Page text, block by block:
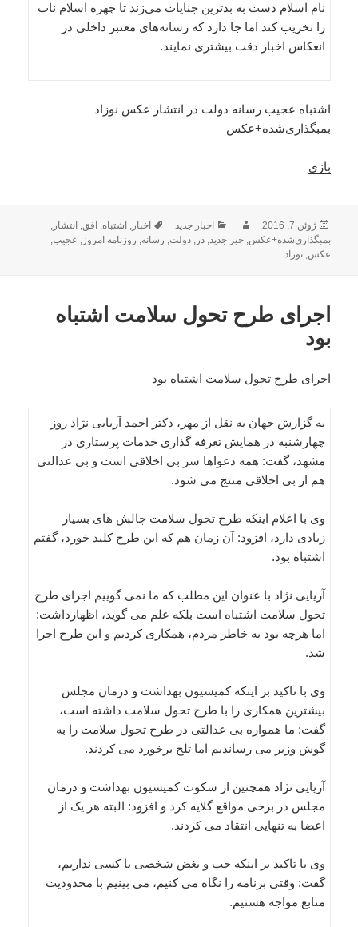
نام اسلام دست به بدترین جنایات می‌زند تا چهره اسلام ناب
را تخریب کند اما جا دارد که رسانه‌های معتبر داخلی در
انعکاس اخبار دقت بیشتری نمایند.
اشتباه عجیب رسانه دولت در انتشار عکس نوزاد
بمبگذاری‌شده+عکس
بازی
ارسال
شده
در
ژوئن 7, 2016 نویسندهدسته‌ها
اخبار جدید برچسب‌ها
اخبار, اشتباه, افق, انتشار,
بمبگذاری‌شده+عکس,خبر جدید,در,دولت, رسانه, روزنامه امروز, عجیب,
عکس,نوزاد
اجرای طرح تحول سلامت اشتباه
بود
اجرای طرح تحول سلامت اشتباه بود
به گزارش جهان به نقل از مهر، دکتر احمد آریایی نژاد روز
چهارشنبه در همایش تعرفه گذاری خدمات پرستاری در
مشهد، گفت: همه دعواها سر بی اخلاقی است و بی عدالتی
هم از بی اخلاقی منتج می شود.
وی با اعلام اینکه طرح تحول سلامت چالش های بسیار
زیادی دارد، افزود: آن زمان هم که این طرح کلید خورد، گفتم
اشتباه بود.
آریایی نژاد با عنوان این مطلب که ما نمی گوییم اجرای طرح
تحول سلامت اشتباه است بلکه علم می گوید، اظهارداشت:
اما هرچه بود به خاطر مردم، همکاری کردیم و این طرح اجرا
شد.
وی با تاکید بر اینکه کمیسیون بهداشت و درمان مجلس
بیشترین همکاری را با طرح تحول سلامت داشته است،
گفت: ما همواره بی عدالتی در طرح تحول سلامت را به
گوش وزیر می رساندیم اما تلخ برخورد می کردند.
آریایی نژاد همچنین از سکوت کمیسیون بهداشت و درمان
مجلس در برخی مواقع گلایه کرد و افزود: البته هر یک از
اعضا به تنهایی انتقاد می کردند.
وی با تاکید بر اینکه حب و بغض شخصی با کسی نداریم،
گفت: وقتی برنامه را نگاه می کنیم، می بینیم با محدودیت
منابع مواجه هستیم.